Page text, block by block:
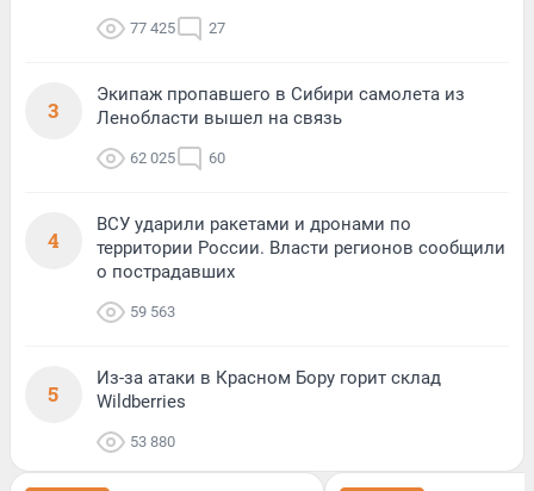
77 425 27
3
Экипаж пропавшего в Сибири самолета из
Ленобласти вышел на связь
62 025 60
4
ВСУ ударили ракетами и дронами по
территории России. Власти регионов сообщили
о пострадавших
59 563
5
Из-за атаки в Красном Бору горит склад
Wildberries
53 880